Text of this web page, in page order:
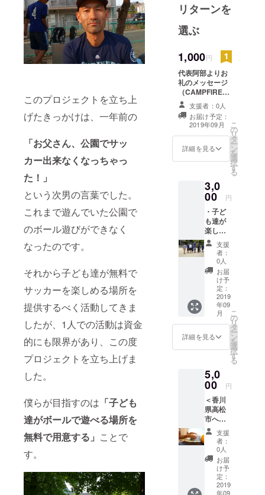
このプロジェクトを立ち上
げたきっかけは、 一年前の
「お父さん、公園でサッ
カー出来なくなっちゃっ
た！」
という次男の言葉でした。
これまで遊んでいた公園で
のボール遊びができなく
なったのです。
それから子ども達が無料で
サッカーを楽しめる場所を
提供するべく活動してきま
したが、1人での活動は資金
的にも限界があり、この度
プロジェクトを立ち上げま
した。
僕らが目指すのは 「子ども
達がボールで遊べる場所を
無料で用意する」 ことで
す。
市在住。3人
の男の子の
父です。
ここ高松に
子ども達の
居場所の少
なさを痛感
しつつも、
彼らの為に
何も行動で
きず5年が経
過。このま
までは後悔
ると2018年
より子ども
達の「遊び
場・居場
所」をつく
る行動を開
始しまし
リターンを
選ぶ
1,000円
代表阿部よりお
礼のメッセージ
（CAMPFIREの
メッセージに
て）送らせて頂
きます。 ＜この
1,000円で子ども
達が1時間フット
サルを楽しめま
支援者：0人
お届け予定：
2019年09月
詳細を見る
こ
の
リ
タ
ー
ン
を
選
択
す
る
3,0
00 円
・子ど
も達が
楽しん
でいる
様子の
動画を
お送り
しま
す。 ・
代表阿
部より
お礼の
メッ
セージ
をメー
ルにて
て頂き
ます。
（CAM
PFIRE
のメッ
セージ
にて）
支援
者：
0人
お届
け予
定：
2019
年09
月
詳細を見る
こ
の
リ
タ
ー
ン
を
選
択
す
る
5,0
00 円
＜香川
県高松
市へお
越しに
なれる
方向け
＞ ・高
松市サ
ロンに
てcs60
支援
者：
0人
お届
け予
定：
2019
年09